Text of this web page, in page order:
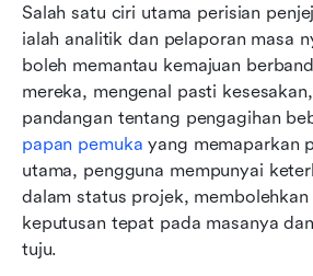
Salah satu ciri utama perisian
ialah analitik dan pelaporan masa
boleh memantau kemajuan
mereka, mengenal pasti
papan pemuka yang memaparkan
utama, pengguna mempunyai
dalam status projek,
keputusan tepat pada masanya
tuju.